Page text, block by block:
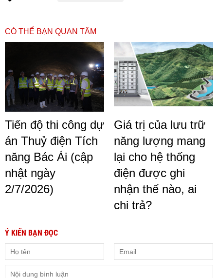
CÓ THỂ BẠN QUAN TÂM
Tiến độ thi công dự
án Thuỷ điện Tích
năng Bác Ái (cập
nhật ngày
2/7/2026)
Giá trị của lưu trữ
năng lượng mang
lại cho hệ thống
điện được ghi
nhận thế nào, ai
chi trả?
Ý KIẾN BẠN ĐỌC